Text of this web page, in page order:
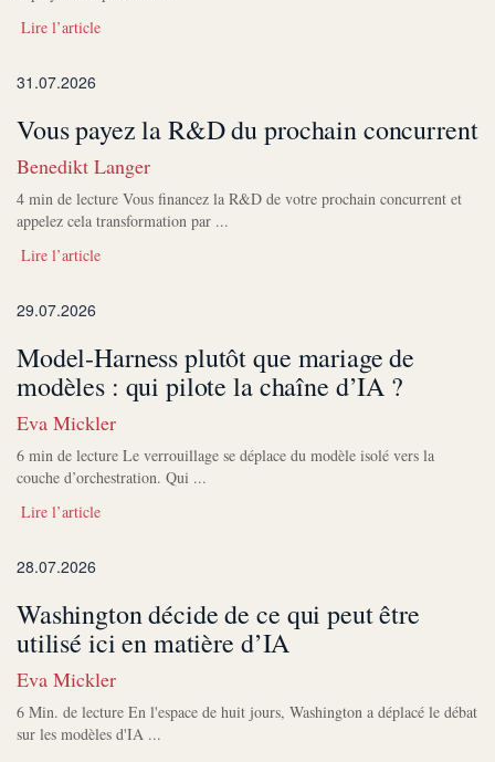
Lire l’article
31.07.2026
Vous payez la R&D du prochain concurrent
Benedikt Langer
4 min de lecture Vous financez la R&D de votre prochain concurrent et
appelez cela transformation par ...
Lire l’article
29.07.2026
Model-Harness plutôt que mariage de
modèles : qui pilote la chaîne d’IA ?
Eva Mickler
6 min de lecture Le verrouillage se déplace du modèle isolé vers la
couche d’orchestration. Qui ...
Lire l’article
28.07.2026
Washington décide de ce qui peut être
utilisé ici en matière d’IA
Eva Mickler
6 Min. de lecture En l'espace de huit jours, Washington a déplacé le débat
sur les modèles d'IA ...